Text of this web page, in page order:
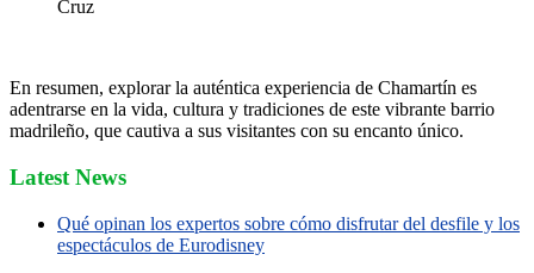
Cruz
En resumen, explorar la auténtica experiencia de Chamartín es
adentrarse en la vida, cultura y tradiciones de este vibrante barrio
madrileño, que cautiva a sus visitantes con su encanto único.
Latest News
Qué opinan los expertos sobre cómo disfrutar del desfile y los
espectáculos de Eurodisney